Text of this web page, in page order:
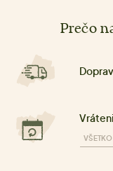
Prečo